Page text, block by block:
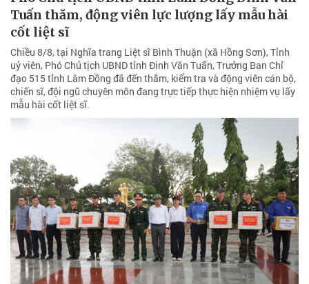
Tuấn thăm, động viên lực lượng lấy mẫu hài
cốt liệt sĩ
Chiều 8/8, tại Nghĩa trang Liệt sĩ Bình Thuận (xã Hồng Sơn), Tỉnh
uỷ viên, Phó Chủ tịch UBND tỉnh Đinh Văn Tuấn, Trưởng Ban Chỉ
đạo 515 tỉnh Lâm Đồng đã đến thăm, kiểm tra và động viên cán bộ,
chiến sĩ, đội ngũ chuyên môn đang trực tiếp thực hiện nhiệm vụ lấy
mẫu hài cốt liệt sĩ.